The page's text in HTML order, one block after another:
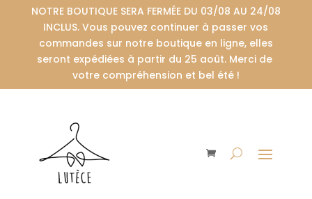
NOTRE BOUTIQUE SERA FERMÉE DU 03/08 AU 24/08
INCLUS. Vous pouvez continuer à passer vos
commandes sur notre boutique en ligne, elles
seront expédiées à partir du 25 août. Merci de
votre compréhension et bel été !